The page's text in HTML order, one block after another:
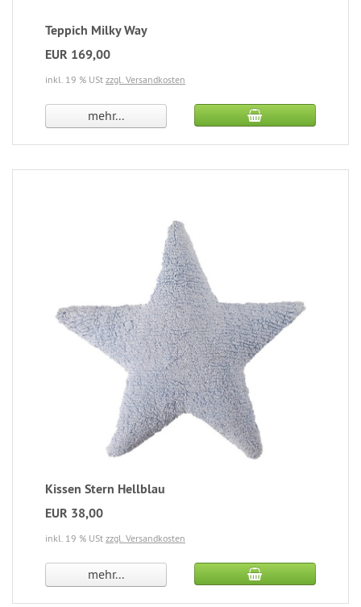
Teppich Milky Way
EUR 169,00
inkl. 19 % USt zzgl. Versandkosten
mehr...
Kissen Stern Hellblau
EUR 38,00
inkl. 19 % USt zzgl. Versandkosten
mehr...